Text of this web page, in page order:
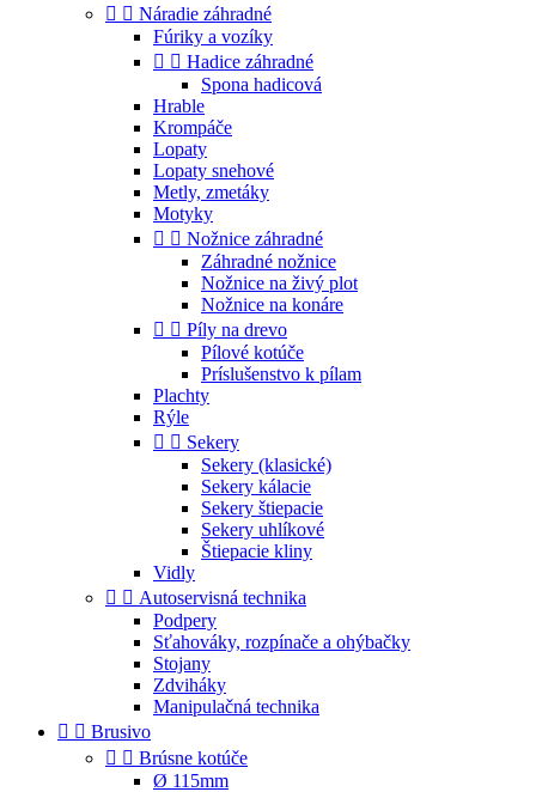
  Náradie záhradné
Fúriky a vozíky
  Hadice záhradné
Spona hadicová
Hrable
Krompáče
Lopaty
Lopaty snehové
Metly, zmetáky
Motyky
  Nožnice záhradné
Záhradné nožnice
Nožnice na živý plot
Nožnice na konáre
  Píly na drevo
Pílové kotúče
Príslušenstvo k pílam
Plachty
Rýle
  Sekery
Sekery (klasické)
Sekery kálacie
Sekery štiepacie
Sekery uhlíkové
Štiepacie kliny
Vidly
  Autoservisná technika
Podpery
Sťahováky, rozpínače a ohýbačky
Stojany
Zdviháky
Manipulačná technika
  Brusivo
  Brúsne kotúče
Ø 115mm